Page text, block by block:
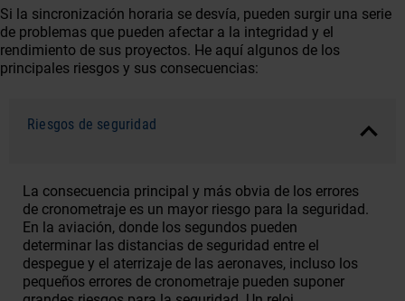
Si la sincronización horaria se desvía, pueden surgir una serie
de problemas que pueden afectar a la integridad y el
rendimiento de sus proyectos. He aquí algunos de los
principales riesgos y sus consecuencias:
Riesgos de seguridad
La consecuencia principal y más obvia de los errores
de cronometraje es un mayor riesgo para la seguridad.
En la aviación, donde los segundos pueden
determinar las distancias de seguridad entre el
despegue y el aterrizaje de las aeronaves, incluso los
pequeños errores de cronometraje pueden suponer